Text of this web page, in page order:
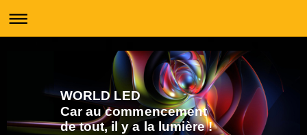
WORLD LED
Car au commencement
de tout, il y a la lumière !